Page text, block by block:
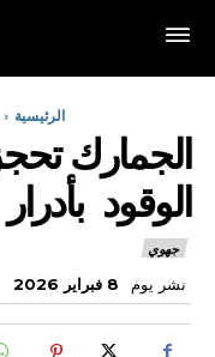
الرئيسية
الوقود بأدرار
جهوي
نشر يوم 8 فبراير 2026